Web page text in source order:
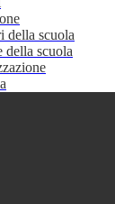
della scuola
della scuola